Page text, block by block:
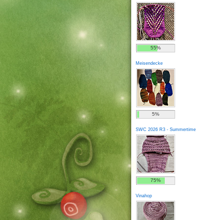
55%
Meisendecke
5%
SWC 2026 R3 - Summertime
75%
Vinahop